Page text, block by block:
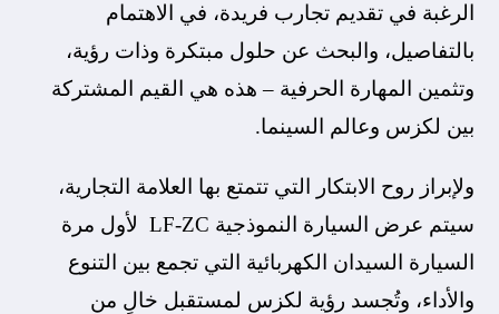
الرغبة في تقديم تجارب فريدة، في الاهتمام
بالتفاصيل، والبحث عن حلول مبتكرة وذات رؤية،
وتثمين المهارة الحرفية – هذه هي القيم المشتركة
بين لكزس وعالم السينما.
ولإبراز روح الابتكار التي تتمتع بها العلامة التجارية،
سيتم عرض السيارة النموذجية LF-ZC لأول مرة
السيارة السيدان الكهربائية التي تجمع بين التنوع
والأداء، وتُجسد رؤية لكزس لمستقبل خالٍ من